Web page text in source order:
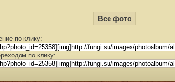
Все фото
по клику:
по клику: